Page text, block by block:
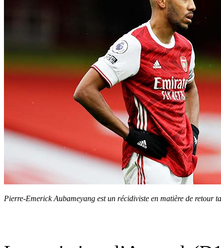
Pierre-Emerick Aubameyang est un récidiviste en matière de retour